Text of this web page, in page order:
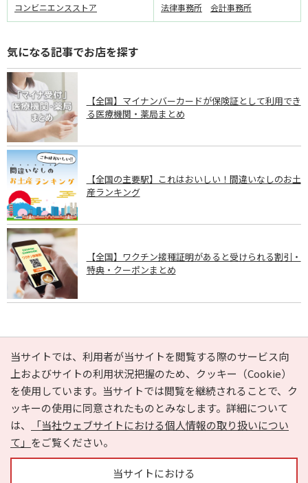
コンビニエンスストア
法律事務所
会計事務所
気になる記事でお店を探す
【全国】マイナンバーカードが保険証として利用でき
る医療機関・薬局まとめ
【全国の主要駅】これはおいしい！間違いなしのお土
産ランキング
【全国】ワクチン接種証明があると受けられる割引・
特典・クーポンまとめ
PAGE TOP
当サイトでは、利用者が当サイトを閲覧する際のサービス向
上およびサイトの利用状況把握のため、クッキー（Cookie）
を使用しています。当サイトでは閲覧を継続されることで、ク
ッキーの使用に同意されたものとみなします。詳細について
は、
「当社ウェブサイトにおける個人情報の取り扱いについ
て」 をご覧ください。
当サイトにおける
e-NAVITA（イーナビタ）とは？ お気に入り
ヘルプ
利用規約
個人情報の取り扱いについて
運営会社
サイトマップ
広告掲載に関するお問い合わせ